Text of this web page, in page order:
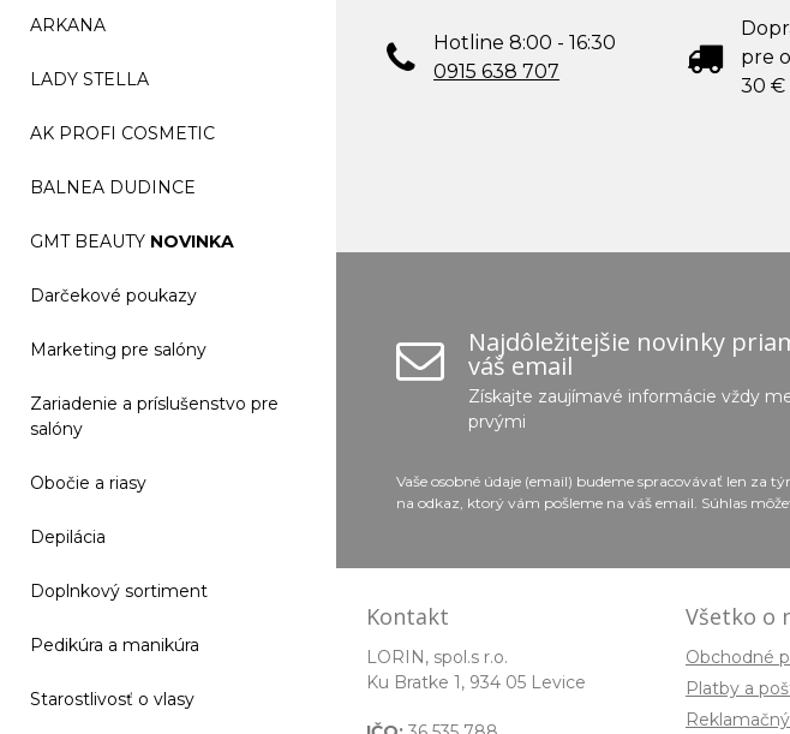
ARKANA
LADY STELLA
AK PROFI COSMETIC
BALNEA DUDINCE
GMT BEAUTY NOVINKA
Darčekové poukazy
Marketing pre salóny
Zariadenie a príslušenstvo pre
salóny
Obočie a riasy
Depilácia
Doplnkový sortiment
Pedikúra a manikúra
Starostlivosť o vlasy
Hotline 8:00 - 16:30
0915 638 707
pre
30 €
Najdôležitejšie novinky
váš email
Získajte zaujímavé informácie vždy
prvými
Vaše osobné údaje (email) budeme spracovávať len za
na odkaz, ktorý vám pošleme na váš email. Súhlas
Kontakt
LORIN, spol.s r.o.
Ku Bratke 1, 934 05 Levice
Všetko o
Obchodné
Platby a